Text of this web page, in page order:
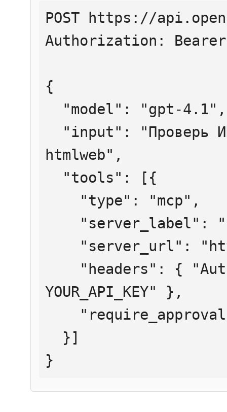
POST https://
Authorization:
{
htmlweb",
YOUR_API_KEY" },
}